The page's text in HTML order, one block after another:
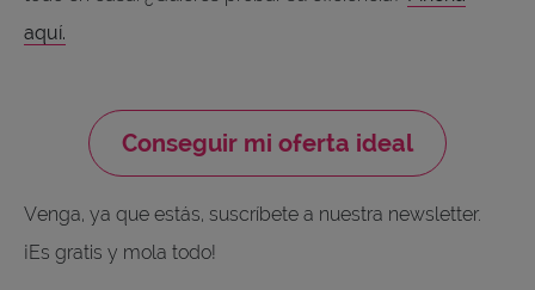
aquí.
Conseguir mi oferta ideal
Venga, ya que estás, suscríbete a nuestra newsletter.
¡Es gratis y mola todo!